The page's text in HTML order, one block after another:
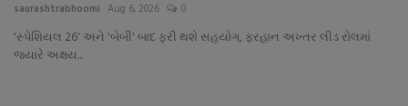
saurashtrabhoomi Aug 6, 2026 0
'સ્પેશિયલ 26' અને 'બેબી' બાદ ફરી થશે સહયોગ, ફરહાન અખ્તર લીડ રોલમાં
જ્યારે અક્ષય...